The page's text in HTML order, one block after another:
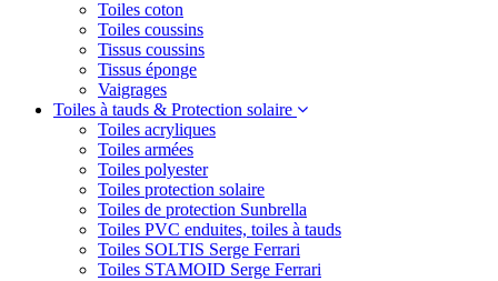
Toiles coton
Toiles coussins
Tissus coussins
Tissus éponge
Vaigrages
Toiles à tauds & Protection solaire
Toiles acryliques
Toiles armées
Toiles polyester
Toiles protection solaire
Toiles de protection Sunbrella
Toiles PVC enduites, toiles à tauds
Toiles SOLTIS Serge Ferrari
Toiles STAMOID Serge Ferrari